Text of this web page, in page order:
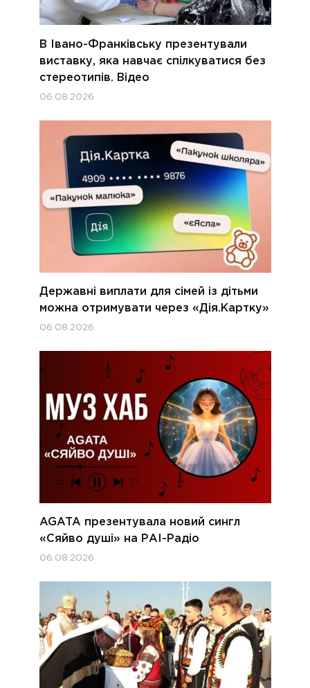
В Івано-Франківську презентували
виставку, яка навчає спілкуватися без
стереотипів. Відео
06.08.2026
Державні виплати для сімей із дітьми
можна отримувати через «Дія.Картку»
06.08.2026
AGATA презентувала новий сингл
«Сяйво душі» на РАІ-Радіо
06.08.2026